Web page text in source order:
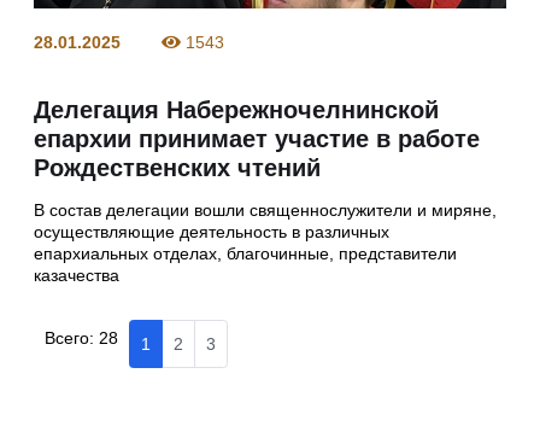
28.01.2025 1543
Делегация Набережночелнинской
епархии принимает участие в работе
Рождественских чтений
В состав делегации вошли священнослужители и миряне,
осуществляющие деятельность в различных
епархиальных отделах, благочинные, представители
казачества
Всего:28 1 2 3